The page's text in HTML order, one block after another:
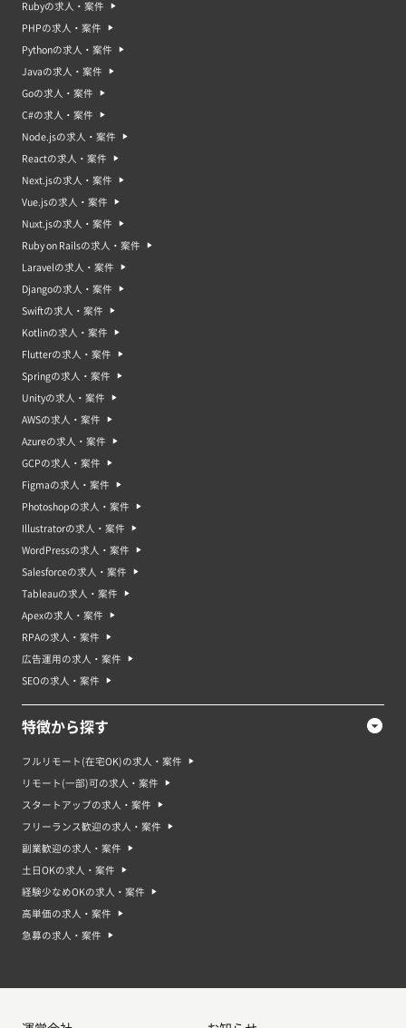
Rubyの求人・案件
PHPの求人・案件
Pythonの求人・案件
Javaの求人・案件
Goの求人・案件
C#の求人・案件
Node.jsの求人・案件
Reactの求人・案件
Next.jsの求人・案件
Vue.jsの求人・案件
Nuxt.jsの求人・案件
Ruby on Railsの求人・案件
Laravelの求人・案件
Djangoの求人・案件
Swiftの求人・案件
Kotlinの求人・案件
Flutterの求人・案件
Springの求人・案件
Unityの求人・案件
AWSの求人・案件
Azureの求人・案件
GCPの求人・案件
Figmaの求人・案件
Photoshopの求人・案件
Illustratorの求人・案件
WordPressの求人・案件
Salesforceの求人・案件
Tableauの求人・案件
Apexの求人・案件
RPAの求人・案件
広告運用の求人・案件
SEOの求人・案件
特徴から探す
フルリモート(在宅OK)の求人・案件
リモート(一部)可の求人・案件
スタートアップの求人・案件
フリーランス歓迎の求人・案件
副業歓迎の求人・案件
土日OKの求人・案件
経験少なめOKの求人・案件
高単価の求人・案件
急募の求人・案件